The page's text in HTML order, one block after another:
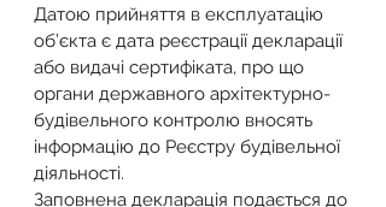
Датою прийняття в експлуатацію
об’єкта є дата реєстрації декларації
або видачі сертифіката, про що
органи державного архітектурно-
будівельного контролю вносять
інформацію до Реєстру будівельної
діяльності.
Заповнена декларація подається до